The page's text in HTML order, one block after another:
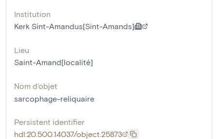
Institution
Kerk Sint-Amandus[Sint-Amands]
Lieu
Saint-Amand[localité]
Nom d'objet
sarcophage-reliquaire
Persistent identifier
hdl:20.500.14037/object.25873